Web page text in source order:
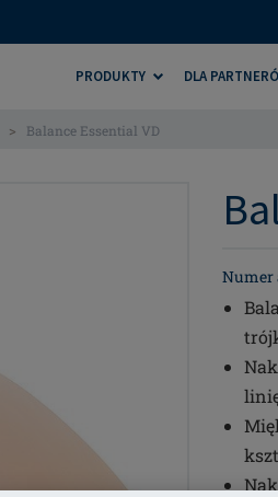
PRODUKTY DLA
> Balance Essential VD
Numer